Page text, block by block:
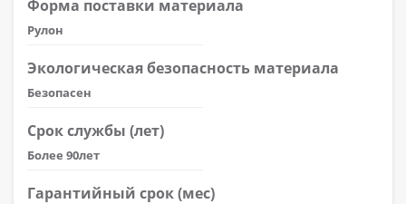
Форма поставки материала
Рулон
Экологическая безопасность материала
Безопасен
Срок службы (лет)
Более 90лет
Гарантийный срок (мес)